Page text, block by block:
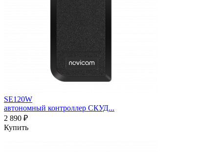
SE120W
автономный контроллер СКУД...
2 890 ₽
Купить